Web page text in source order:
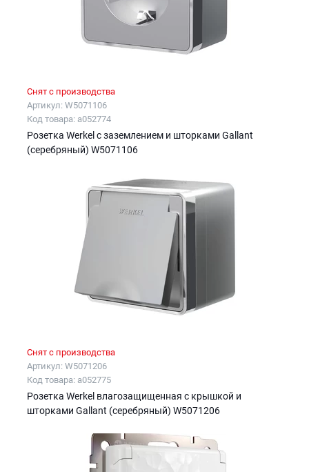
Снят с производства
Артикул: W5071106
Код товара: a052774
Розетка Werkel с заземлением и шторками Gallant
(серебряный) W5071106
Снят с производства
Артикул: W5071206
Код товара: a052775
Розетка Werkel влагозащищенная с крышкой и
шторками Gallant (серебряный) W5071206